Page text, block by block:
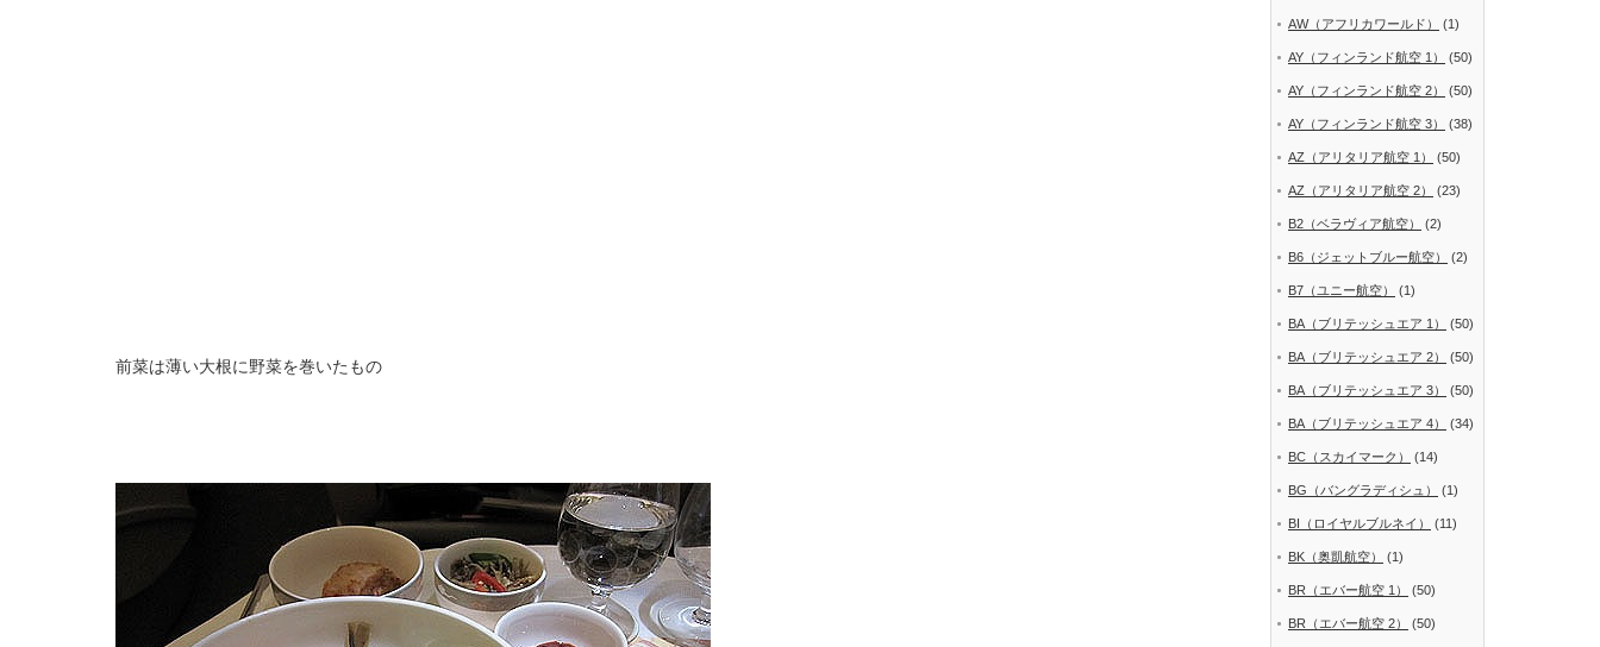
前菜は薄い大根に野菜を巻いたもの
AW（アフリカワールド） (1)
AY（フィンランド航空 1） (50)
AY（フィンランド航空 2） (50)
AY（フィンランド航空 3） (38)
AZ（アリタリア航空 1） (50)
AZ（アリタリア航空 2） (23)
B2（ベラヴィア航空） (2)
B6（ジェットブルー航空） (2)
B7（ユニー航空） (1)
BA（ブリテッシュエア 1） (50)
BA（ブリテッシュエア 2） (50)
BA（ブリテッシュエア 3） (50)
BA（ブリテッシュエア 4） (34)
BC（スカイマーク） (14)
BG（バングラディシュ） (1)
BI（ロイヤルブルネイ） (11)
BK（奥凱航空） (1)
BR（エバー航空 1） (50)
BR（エバー航空 2） (50)